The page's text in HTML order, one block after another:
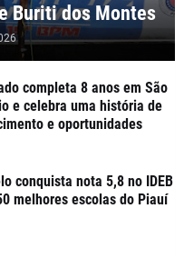
Buriti dos Montes
completa 8 anos em São
e celebra uma história de
e oportunidades
conquista nota 5,8 no IDEB
melhores escolas do Piauí